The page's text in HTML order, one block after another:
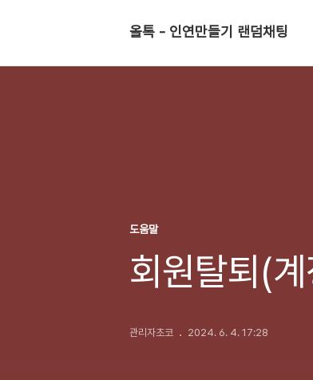
올톡 - 인연만들기 랜덤채팅
도움말
회원탈퇴(
관리자초코 2024. 6. 4. 17:28